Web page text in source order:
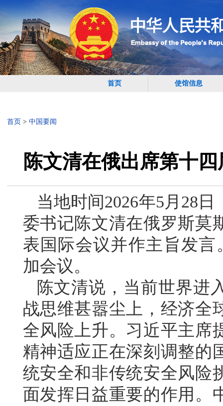
首页 使馆信息
首页 > 中国要闻
陈文清在俄出席第十
当地时间2026年5月28
委书记陈文清在俄罗斯莫
表国际会议并作主旨发
加会议。
陈文清说，当前世界进
战思维甚嚣尘上，经济全
全风险上升。习近平主席
精神适应正在深刻调整的
统安全和非传统安全风险
面发挥日益重要的作用。